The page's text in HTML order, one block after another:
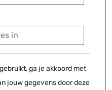
ga je akkoord met
jouw gegevens door deze